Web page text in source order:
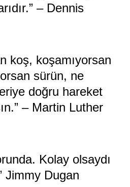
– Dennis
koş, koşamıyorsan
sürün, ne
doğru hareket
– Martin Luther
Kolay olsaydı
Jimmy Dugan